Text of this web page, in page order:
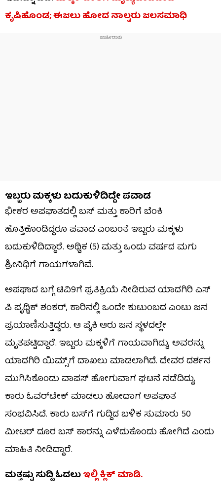
ಕೃಷಿಹೊಂಡ; ಈಜಲು ಹೋದ ನಾಲ್ವರು ಜಲಸಮಾಧಿ
ಇಬ್ಬರು ಮಕ್ಕಳು ಬದುಕುಳಿದಿದ್ದೇ ಪವಾಡ
ಭೀಕರ ಅಪಘಾತದಲ್ಲಿ ಬಸ್​​ ಮತ್ತು ಕಾರಿಗೆ ಬೆಂಕಿ
ಹೊತ್ತಿಕೊಂಡಿದ್ದರೂ ಪವಾಡ ಎಂಬಂತೆ ಇಬ್ಬರು ಮಕ್ಕಳು
ಬದುಕುಳಿದಿದ್ದಾರೆ. ಅಥ್ವಿಕ (5) ಮತ್ತು ಒಂದು ವರ್ಷದ ಮಗು
ಶ್ರೀನಿಧಿಗೆ ಗಾಯಗಳಾಗಿವೆ.
ಅಪಘಾದ ಬಗ್ಗೆ ಟಿವಿ9ಗೆ ಪ್ರತಿಕ್ರಿಯೆ ನೀಡಿರುವ ಯಾದಗಿರಿ ಎಸ್​​
ಪಿ ಪೃಥ್ವಿಕ್ ಶಂಕರ್, ಕಾರಿನಲ್ಲಿ ಒಂದೇ ಕುಟುಂಬದ ಎಂಟು ಜನ
ಪ್ರಯಾಣಿಸುತ್ತಿದ್ದರು. ಆ ಪೈಕಿ ಆರು ಜನ ಸ್ಥಳದಲ್ಲೇ
ಮೃತಪಟ್ಟಿದ್ದಾರೆ. ಇಬ್ಬರು ಮಕ್ಕಳಿಗೆ ಗಾಯವಾಗಿದ್ದು, ಅವರನ್ನು
ಯಾದಗಿರಿ ಯಿಮ್ಸ್​​ಗೆ ದಾಖಲು ಮಾಡಲಾಗಿದೆ. ದೇವರ ದರ್ಶನ
ಮುಗಿಸಿಕೊಂಡು ವಾಪಸ್ ಹೋಗುವಾಗ ಘಟನೆ ನಡೆದಿದ್ದು,
ಕಾರು ಓವರ್​​ಟೇಕ್​​ ಮಾಡಲು ಹೋದಾಗ ಅಪಘಾತ
ಸಂಭವಿಸಿದೆ. ಕಾರು ಬಸ್​​ಗೆ ಗುದ್ದಿದ ಬಳಿಕ ಸುಮಾರು 50
ಮೀಟರ್​​ ದೂರ ಬಸ್​​ ಕಾರನ್ನು ಎಳೆದುಕೊಂಡು ಹೋಗಿದೆ ಎಂದು
ಮಾಹಿತಿ ನೀಡಿದ್ದಾರೆ.
ಮತ್ತಷ್ಟು ಸುದ್ದಿ ಓದಲುಇಲ್ಲಿ ಕ್ಲಿಕ್​​ ಮಾಡಿ.